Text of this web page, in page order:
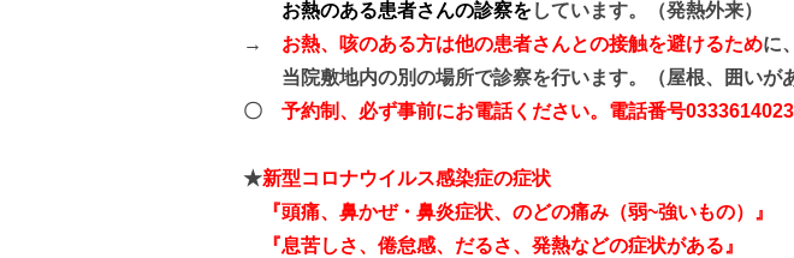
お熱のある患者さんの診察をしています。（発熱外来）
→ お熱、咳のある方は他の患者さんとの接触を避けるために、
当院敷地内の別の場所で診察を行います。（屋根、囲いがあ
〇 予約制、必ず事前にお電話ください。電話番号0333614023
★新型コロナウイルス感染症の症状
『頭痛、鼻かぜ・鼻炎症状、のどの痛み（弱~強いもの）』
『息苦しさ、倦怠感、だるさ、発熱などの症状がある』